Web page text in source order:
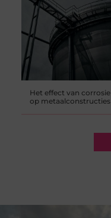
Het effect van corrosie
op metaalconstructies